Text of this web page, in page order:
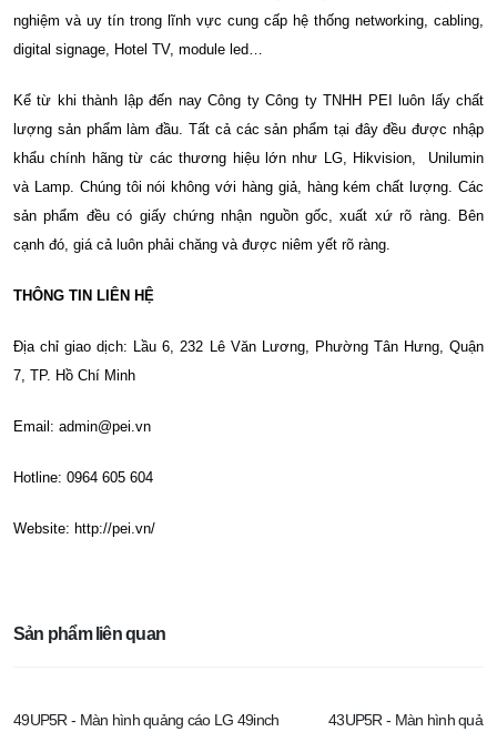
nghiệm và uy tín trong lĩnh vực cung cấp hệ thống networking, cabling,
digital signage, Hotel TV, module led…
Kể từ khi thành lập đến nay Công ty Công ty TNHH PEI luôn lấy chất
lượng sản phẩm làm đầu. Tất cả các sản phẩm tại đây đều được nhập
khẩu chính hãng từ các thương hiệu lớn như LG, Hikvision, Unilumin
và Lamp. Chúng tôi nói không với hàng giả, hàng kém chất lượng. Các
sản phẩm đều có giấy chứng nhận nguồn gốc, xuất xứ rõ ràng. Bên
cạnh đó, giá cả luôn phải chăng và được niêm yết rõ ràng.
THÔNG TIN LIÊN HỆ
Địa chỉ giao dịch: Lầu 6, 232 Lê Văn Lương, Phường Tân Hưng, Quận
7, TP. Hồ Chí Minh
Email: admin@pei.vn
Hotline: 0964 605 604
Website: http://pei.vn/
Sản phẩm liên quan
49UP5R - Màn hình quảng cáo LG 49inch
43UP5R - Màn hình